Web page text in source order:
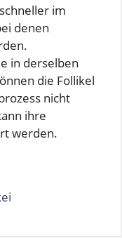
im
denen
in derselben
die Follikel
nicht
ihre
werden.